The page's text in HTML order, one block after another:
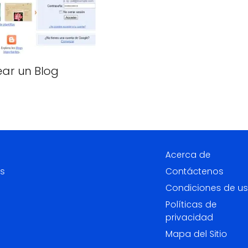
un Blog
Acerca de
Contáctenos
Condiciones de
Políticas de
privacidad
Mapa del Sitio